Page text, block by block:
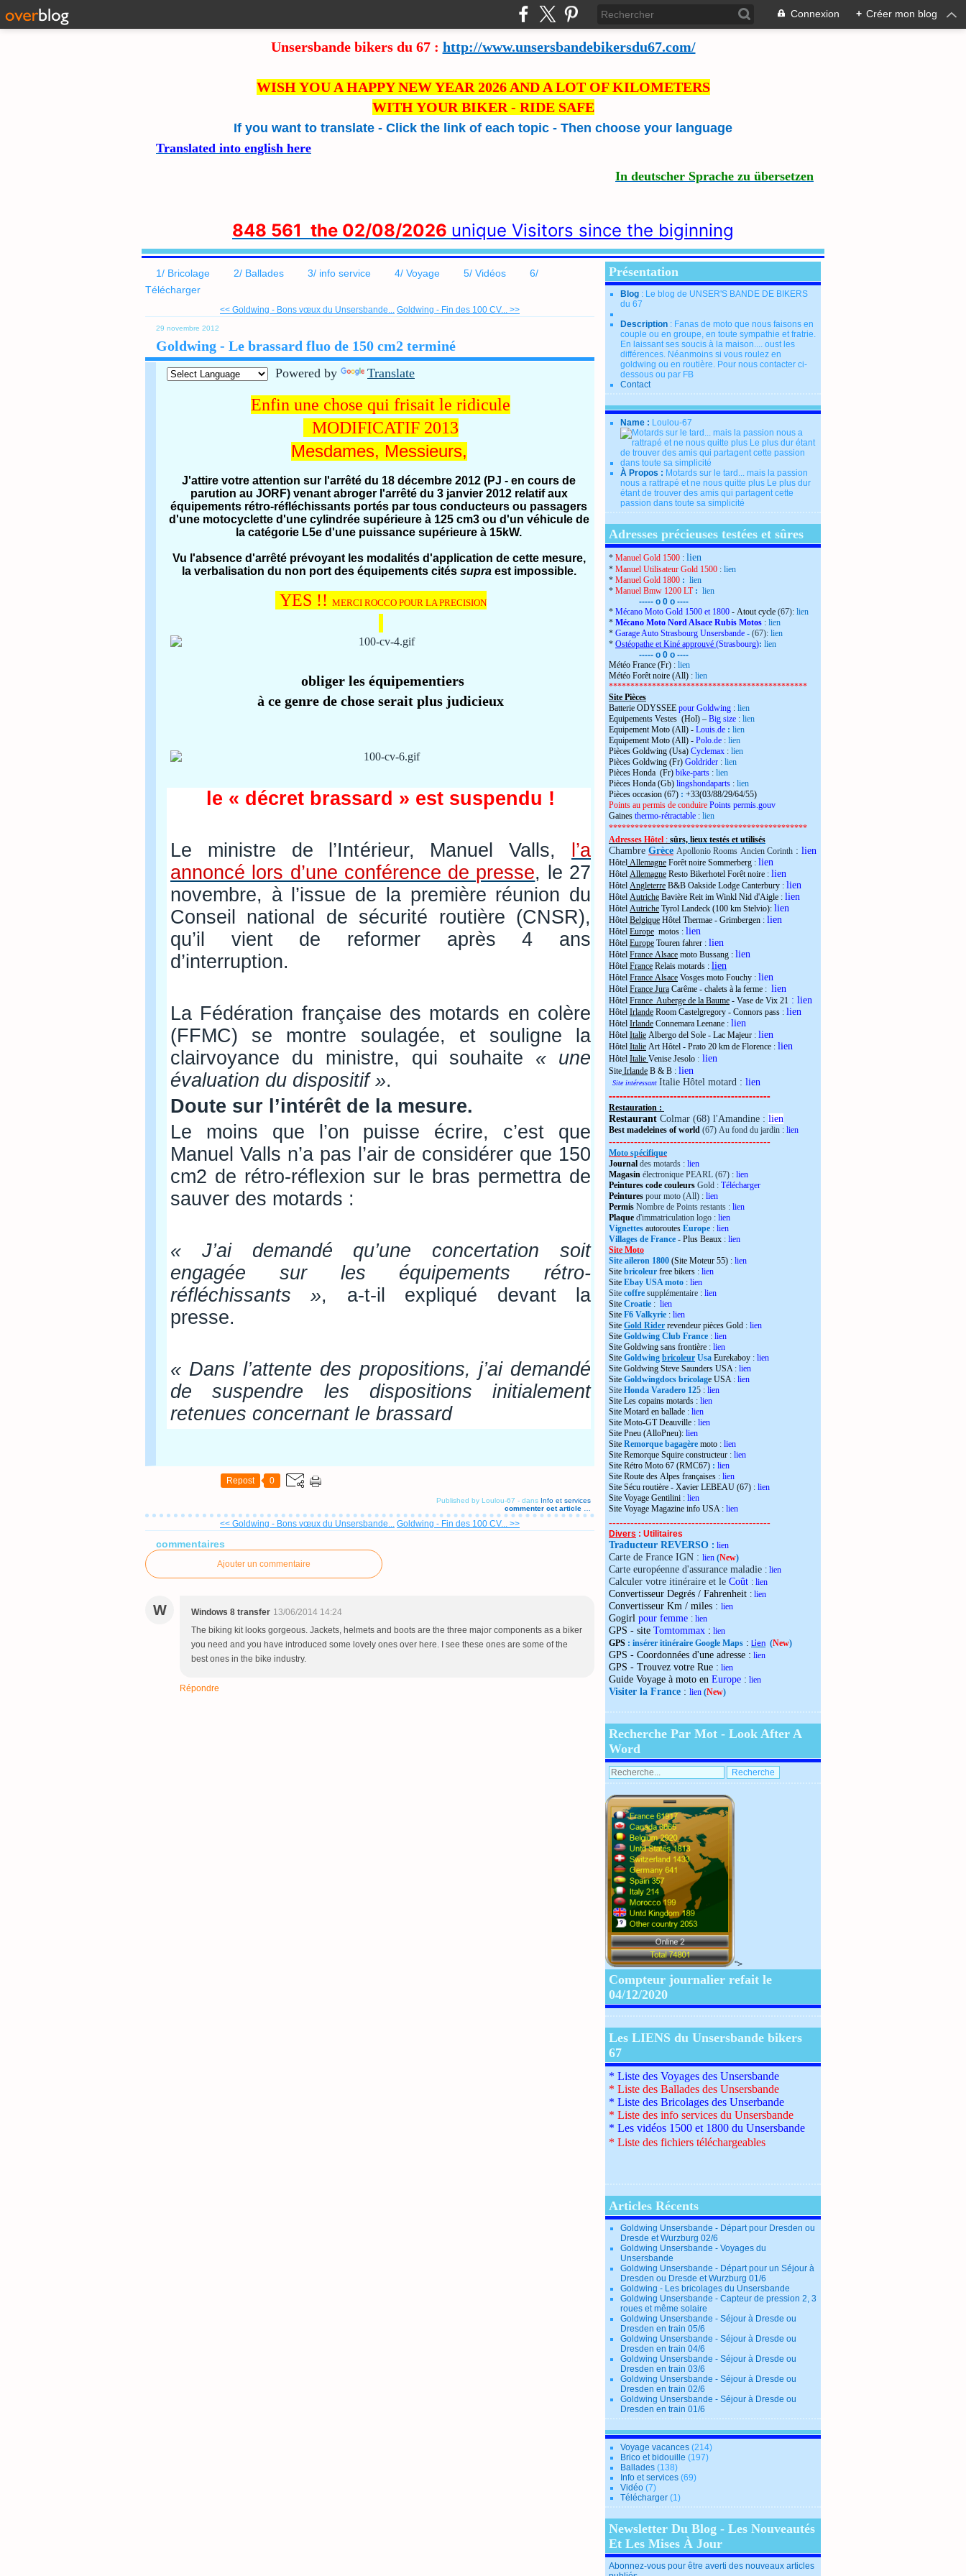
Connexion + Créer mon blog
Unsersbande bikers du 67 : http://www.unsersbandebikersdu67.com/
WISH YOU A HAPPY NEW YEAR 2026 AND A LOT OF KILOMETERS
WITH YOUR BIKER - RIDE SAFE
If you want to translate - Click the link of each topic - Then choose your language
Translated into english here
In deutscher Sprache zu übersetzen
848 561 the 02/08/2026 unique Visitors since the biginning
1/ Bricolage 2/ Ballades 3/ info service 4/ Voyage 5/ Vidéos
6/
Télécharger
<< Goldwing - Bons vœux du Unsersbande... Goldwing - Fin des 100 CV... >>
29 novembre 2012
Goldwing - Le brassard fluo de 150 cm2 terminé
Powered by Translate
Enfin une chose qui frisait le ridicule
MODIFICATIF 2013
Mesdames, Messieurs,
J'attire votre attention sur l'arrêté du 18 décembre 2012 (PJ - en cours de
parution au JORF) venant abroger l'arrêté du 3 janvier 2012 relatif aux
équipements rétro-réfléchissants portés par tous conducteurs ou passagers
d'une motocyclette d'une cylindrée supérieure à 125 cm3 ou d'un véhicule de
la catégorie L5e d'une puissance supérieure à 15kW.
Vu l'absence d'arrêté prévoyant les modalités d'application de cette mesure,
la verbalisation du non port des équipements cités supraest impossible.
YES !! MERCI ROCCO POUR LA PRECISION
obliger les équipementiers
à ce genre de chose serait plus judicieux
le « décret brassard » est suspendu !
Le ministre de l’Intérieur, Manuel Valls,
l’a
annoncé lors d’une conférence de presse, le 27
novembre, à l’issue de la première réunion du
Conseil national de sécurité routière (CNSR),
qu’il vient de reformer après 4 ans
d’interruption.
La Fédération française des motards en colère
(FFMC) se montre soulagée, et souligne la
clairvoyance du ministre, qui souhaite « une
évaluation du dispositif ».
Doute sur l’intérêt de la mesure.
Le moins que l’on puisse écrire, c’est que
Manuel Valls n’a pas l’air de considérer que 150
cm2 de rétro-réflexion sur le bras permettra de
sauver des motards :
« J’ai demandé qu’une concertation soit
engagée sur les équipements rétro-
réfléchissants », a-t-il expliqué devant la
presse.
« Dans l’attente des propositions, j’ai demandé
de suspendre les dispositions initialement
retenues concernant le brassard
Repost 0
Published by Loulou-67 - dans Info et services
commenter cet article
<< Goldwing - Bons vœux du Unsersbande... Goldwing - Fin des 100 CV... >>
commentaires
Ajouter un commentaire
W Windows 8 transfer 13/06/2014 14:24
The biking kit looks gorgeous. Jackets, helmets and boots are the three major components as a biker
you need and you have introduced some lovely ones over here. I see these ones are some of the
best ones in the bike industry.
Répondre
Présentation
Blog : Le blog de UNSER'S BANDE DE BIKERS
du 67
Description : Fanas de moto que nous faisons en
couple ou en groupe, en toute sympathie et fratrie.
En laissant ses soucis à la maison.... oust les
différences. Néanmoins si vous roulez en
goldwing ou en routière. Pour nous contacter ci-
dessous ou par FB
Contact
Name : Loulou-67
À Propos : Motards sur le tard... mais la passion
nous a rattrapé et ne nous quitte plus Le plus dur
étant de trouver des amis qui partagent cette
passion dans toute sa simplicité
Adresses précieuses testées et sûres
* Manuel Gold 1500 : lien
* Manuel Utilisateur Gold 1500 : lien
* Manuel Gold 1800 : lien
* Manuel Bmw 1200 LT: lien
----- o 0 o ----
* Mécano Moto Gold 1500 et 1800 - Atout cycle (67): lien
* Mécano Moto Nord Alsace Rubis Motos : lien
* Garage Auto Strasbourg Unsersbande - (67): lien
* Ostéopathe et Kiné approuvé (Strasbourg): lien
----- o 0 o ----
Météo France (Fr) : lien
Météo Forêt noire (All) : lien
**********************************************
Site Pièces
Batterie ODYSSEE pour Goldwing : lien
Equipements Vestes (Hol) – Big size : lien
Equipement Moto (All) - Louis.de : lien
Equipement Moto (All) - Polo.de : lien
Pièces Goldwing (Usa) Cyclemax : lien
Pièces Goldwing (Fr) Goldrider : lien
Pièces Honda (Fr) bike-parts : lien
Pièces Honda (Gb) lingshondaparts : lien
Pièces occasion (67) : +33(03/88/29/64/55)
Points au permis de conduire Points permis.gouv
Gaines thermo-rétractable : lien
**********************************************
Adresses Hôtel : sûrs, lieux testés et utilisés
Chambre Grèce Apollonio Rooms Ancien Corinth : lien
Hôtel Allemagne Forêt noire Sommerberg : lien
Hôtel Allemagne Resto Bikerhotel Forêt noire : lien
Hôtel Angleterre B&B Oakside Lodge Canterbury : lien
Hôtel Autriche Bavière Reit im Winkl Nid d'Aigle : lien
Hôtel Autriche Tyrol Landeck (100 km Stelvio): lien
Hôtel Belgique Hôtel Thermae - Grimbergen : lien
Hôtel Europe motos : lien
Hôtel Europe Touren fahrer : lien
Hôtel France Alsace moto Bussang : lien
Hôtel France Relais motards : lien
Hôtel France Alsace Vosges moto Fouchy : lien
Hôtel France Jura Carême - chalets à la ferme : lien
Hôtel France Auberge de la Baume - Vase de Vix 21 : lien
Hôtel Irlande Room Castelgregory - Connors pass : lien
Hôtel Irlande Connemara Leenane : lien
Hôtel Italie Albergo del Sole - Lac Majeur : lien
Hôtel Italie Art Hôtel - Prato 20 km de Florence : lien
Hôtel Italie Venise Jesolo : lien
Site Irlande B & B : lien
Site intéressant Italie Hôtel motard : lien
---------------------------------------------
Restauration :
Restaurant Colmar (68) l'Amandine : lien
Best madeleines of world (67) Au fond du jardin : lien
---------------------------------------------
Moto spécifique
Journal des motards : lien
Magasin électronique PEARL (67) : lien
Peintures code couleurs Gold : Télécharger
Peintures pour moto (All) : lien
Permis Nombre de Points restants : lien
Plaque d'immatriculation logo : lien
Vignettes autoroutes Europe : lien
Villages de France - Plus Beaux : lien
Site Moto
Site aileron 1800 (Site Moteur 55) : lien
Site bricoleur free bikers : lien
Site Ebay USA moto : lien
Site coffre supplémentaire : lien
Site Croatie : lien
Site F6 Valkyrie : lien
Site Gold Rider revendeur pièces Gold : lien
Site Goldwing Club France : lien
Site Goldwing sans frontière : lien
Site Goldwing bricoleur Usa Eurekaboy : lien
Site Goldwing Steve Saunders USA : lien
Site Goldwingdocs bricolage USA : lien
Site Honda Varadero 125 : lien
Site Les copains motards : lien
Site Motard en ballade : lien
Site Moto-GT Deauville : lien
Site Pneu (AlloPneu): lien
Site Remorque bagagère moto : lien
Site Remorque Squire constructeur : lien
Site Rétro Moto 67 (RMC67) : lien
Site Route des Alpes françaises : lien
Site Sécu routière - Xavier LEBEAU (67) : lien
Site Voyage Gentilini : lien
Site Voyage Magazine info USA: lien
---------------------------------------------
Divers : Utilitaires
Traducteur REVERSO : lien
Carte de France IGN : lien (New)
Carte européenne d'assurance maladie : lien
Calculer votre itinéraire et le Coût : lien
Convertisseur Degrés / Fahrenheit : lien
Convertisseur Km / miles : lien
Gogirl pour femme : lien
GPS - site Tomtommax : lien
GPS : insérer itinéraire Google Maps : Lien (New)
GPS - Coordonnées d'une adresse : lien
GPS - Trouvez votre Rue : lien
Guide Voyage à moto en Europe : lien
Visiter la France : lien (New)
Recherche Par Mot - Look After A
Word
">
Compteur journalier refait le
04/12/2020
Les LIENS du Unsersbande bikers
67
* Liste des Voyages des Unsersbande
* Liste des Ballades des Unsersbande
* Liste des Bricolages des Unserbande
* Liste des info services du Unsersbande
* Les vidéos 1500 et 1800 du Unsersbande
* Liste des fichiers téléchargeables
Articles Récents
Goldwing Unsersbande - Départ pour Dresden ou
Dresde et Wurzburg 02/6
Goldwing Unsersbande - Voyages du
Unsersbande
Goldwing Unsersbande - Départ pour un Séjour à
Dresden ou Dresde et Wurzburg 01/6
Goldwing - Les bricolages du Unsersbande
Goldwing Unsersbande - Capteur de pression 2, 3
roues et même solaire
Goldwing Unsersbande - Séjour à Dresde ou
Dresden en train 05/6
Goldwing Unsersbande - Séjour à Dresde ou
Dresden en train 04/6
Goldwing Unsersbande - Séjour à Dresde ou
Dresden en train 03/6
Goldwing Unsersbande - Séjour à Dresde ou
Dresden en train 02/6
Goldwing Unsersbande - Séjour à Dresde ou
Dresden en train 01/6
Voyage vacances (214)
Brico et bidouille (197)
Ballades (138)
Info et services (69)
Vidéo (7)
Télécharger (1)
Newsletter Du Blog - Les Nouveautés
Et Les Mises À Jour
Abonnez-vous pour être averti des nouveaux articles